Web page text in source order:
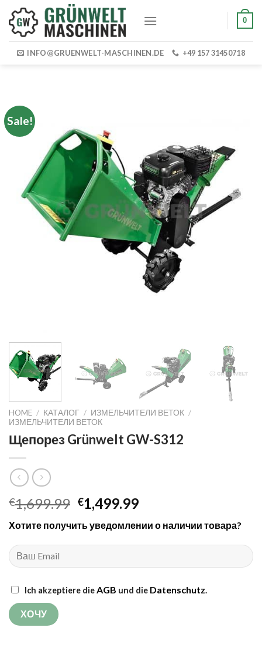
content
0
INFO@GRUENWELT-MASCHINEN.DE +49 157 31450718
Sale!
HOME / КАТАЛОГ / ИЗМЕЛЬЧИТЕЛИ ВЕТОК /
ИЗМЕЛЬЧИТЕЛИ ВЕТОК
Щепорез Grünwelt GW-S312
€1,699.99 Original
price
was:
€1,699.99.
€1,499.99Current
is:
€1,499.99.
Хотите получить уведомлении о наличии товара?
Ich akzeptiere dieAGB und die Datenschutz.